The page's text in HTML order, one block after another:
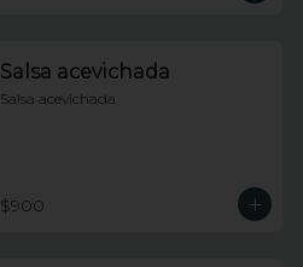
Salsa acevichada
Salsa acevichada
$900